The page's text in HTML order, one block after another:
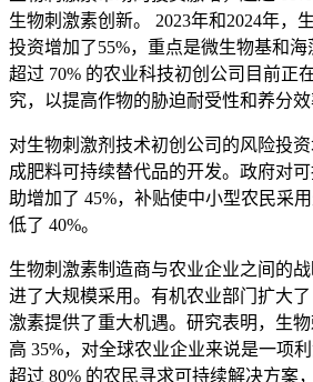
生物刺激素创新。 2023年和2024年，
投资增加了55%，重点是微生物基和海
超过 70% 的农业科技初创公司目前正
究，以提高作物的胁迫耐受性和养分效
对生物刺激剂技术初创公司的风险投
成肥料可持续替代品的开发。政府对
助增加了 45%，补贴使中小型农民采
低了 40%。
生物刺激素制造商与农业企业之间的
进了大规模采用。有机农业部门扩大了
激素提供了重大机遇。研究表明，生
高 35%，对全球农业企业来说是一项
超过 80% 的农民寻求可持续解决方案